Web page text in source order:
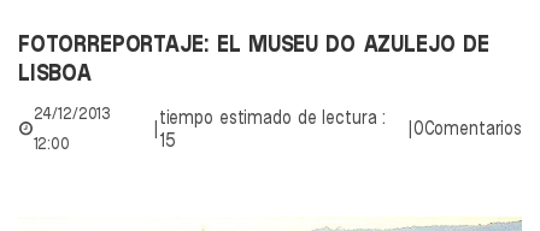
FOTORREPORTAJE: EL MUSEU DO AZULEJO DE
LISBOA
24/12/2013
12:00
tiempo estimado de lectura :
15
0Comentarios